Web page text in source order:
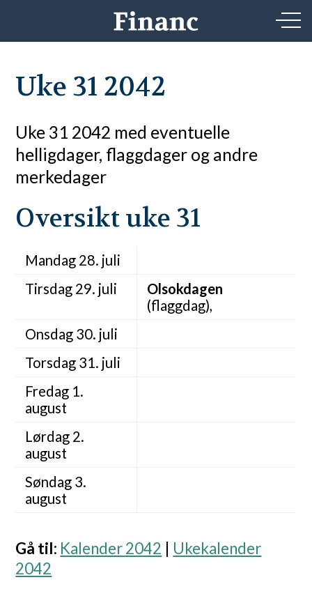
Uke 31 2042
Uke 31 2042 med eventuelle
helligdager, flaggdager og andre
merkedager
Oversikt uke 31
Mandag 28. juli
Tirsdag 29. juli
Olsokdagen
(flaggdag),
Onsdag 30. juli
Torsdag 31. juli
Fredag 1.
august
Lørdag 2.
august
Søndag 3.
august
Gå til: Kalender 2042
Ukekalender
2042